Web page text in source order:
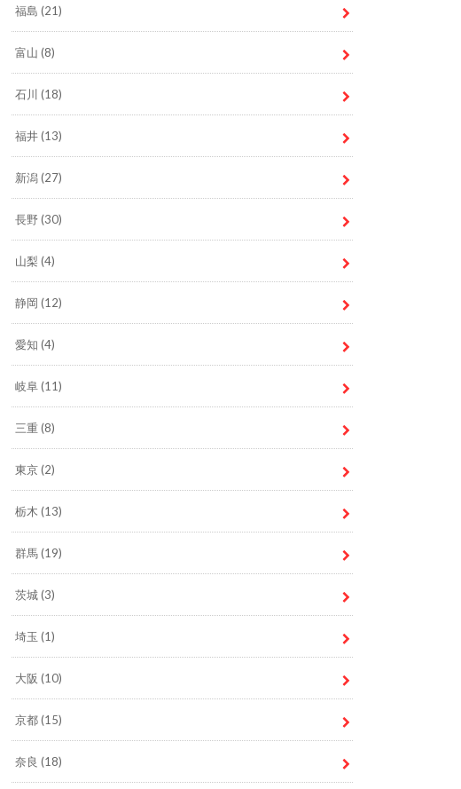
福島 (21)
富山 (8)
石川 (18)
福井(13)
新潟(27)
長野(30)
山梨 (4)
静岡 (12)
愛知 (4)
岐阜(11)
三重 (8)
東京(2)
栃木 (13)
群馬(19)
茨城(3)
埼玉 (1)
大阪 (10)
京都(15)
奈良 (18)